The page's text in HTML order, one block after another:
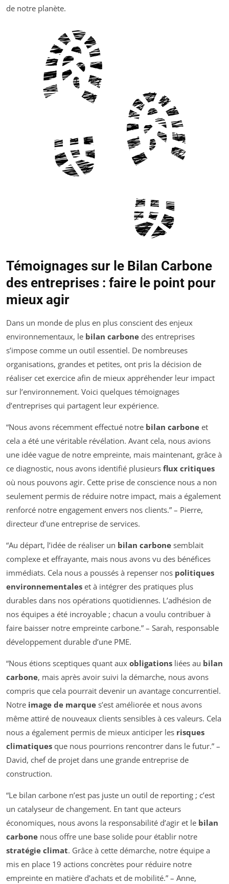
de notre planète.
Témoignages sur le Bilan Carbone
des entreprises : faire le point pour
mieux agir
Dans un monde de plus en plus conscient des enjeux
environnementaux, le bilan carbone des entreprises
s’impose comme un outil essentiel. De nombreuses
organisations, grandes et petites, ont pris la décision de
réaliser cet exercice afin de mieux appréhender leur impact
sur l’environnement. Voici quelques témoignages
d’entreprises qui partagent leur expérience.
“Nous avons récemment effectué notre bilan carbone et
cela a été une véritable révélation. Avant cela, nous avions
une idée vague de notre empreinte, mais maintenant, grâce à
ce diagnostic, nous avons identifié plusieurs flux critiques
où nous pouvons agir. Cette prise de conscience nous a non
seulement permis de réduire notre impact, mais a également
renforcé notre engagement envers nos clients.” – Pierre,
directeur d’une entreprise de services.
“Au départ, l’idée de réaliser un bilan carbone semblait
complexe et effrayante, mais nous avons vu des bénéfices
immédiats. Cela nous a poussés à repenser nos politiques
environnementales et à intégrer des pratiques plus
durables dans nos opérations quotidiennes. L’adhésion de
nos équipes a été incroyable ; chacun a voulu contribuer à
faire baisser notre empreinte carbone.” – Sarah, responsable
développement durable d’une PME.
“Nous étions sceptiques quant aux obligations liées au bilan
carbone, mais après avoir suivi la démarche, nous avons
compris que cela pourrait devenir un avantage concurrentiel.
Notre image de marque s’est améliorée et nous avons
même attiré de nouveaux clients sensibles à ces valeurs. Cela
nous a également permis de mieux anticiper les risques
climatiques que nous pourrions rencontrer dans le futur.” –
David, chef de projet dans une grande entreprise de
construction.
“Le bilan carbone n’est pas juste un outil de reporting ; c’est
un catalyseur de changement. En tant que acteurs
économiques, nous avons la responsabilité d’agir et le bilan
carbone nous offre une base solide pour établir notre
stratégie climat. Grâce à cette démarche, notre équipe a
mis en place 19 actions concrètes pour réduire notre
empreinte en matière d’achats et de mobilité.” – Anne,